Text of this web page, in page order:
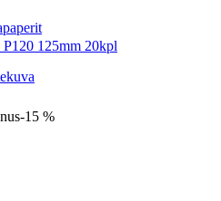
125mm 20kpl
-15 %